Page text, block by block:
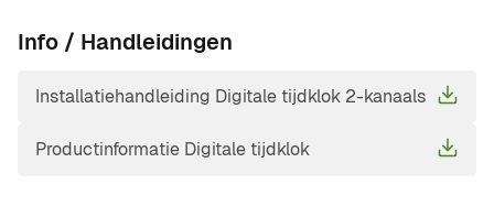
Info / Handleidingen
Installatiehandleiding Digitale tijdklok 2-kanaals
Productinformatie Digitale tijdklok